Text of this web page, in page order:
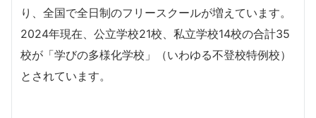
り、全国で全日制のフリースクールが増えています。
2024年現在、公立学校21校、私立学校14校の合計35
校が「学びの多様化学校」（いわゆる不登校特例校）
とされています。